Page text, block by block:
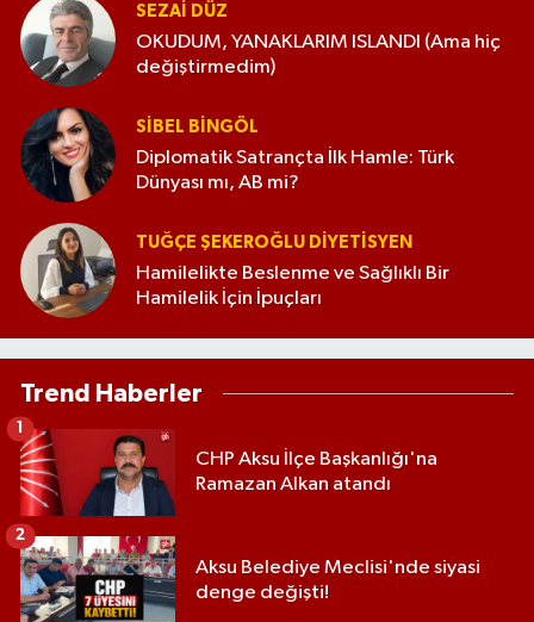
SEZAI DÜZ
OKUDUM, YANAKLARIM ISLANDI (Ama hiç
değiştirmedim)
SIBEL BINGÖL
Diplomatik Satrançta İlk Hamle: Türk
Dünyası mı, AB mi?
TUĞÇE ŞEKEROĞLU DIYETISYEN
Hamilelikte Beslenme ve Sağlıklı Bir
Hamilelik İçin İpuçları
Trend Haberler
CHP Aksu İlçe Başkanlığı'na
Ramazan Alkan atandı
1
Aksu Belediye Meclisi'nde siyasi
denge değişti!
2